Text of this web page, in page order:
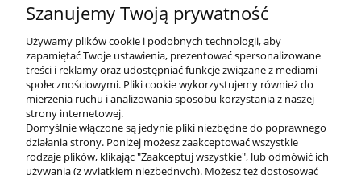
nie może współpracować ze ściemniaczem
KONTAKT
DODATKOWE
Szanujemy Twoją prywatność
Używamy plików cookie i podobnych technologii, aby
zapamiętać Twoje ustawienia, prezentować spersonalizowane
treści i reklamy oraz udostępniać funkcje związane z mediami
społecznościowymi. Pliki cookie wykorzystujemy również do
mierzenia ruchu i analizowania sposobu korzystania z naszej
strony internetowej.
Domyślnie włączone są jedynie pliki niezbędne do poprawnego
działania strony. Poniżej możesz zaakceptować wszystkie
rodzaje plików, klikając "Zaakceptuj wszystkie", lub odmówić ich
używania (z wyjątkiem niezbędnych). Możesz też dostosować